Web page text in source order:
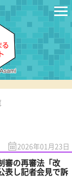
2026年01月23日
審の再審法「改
表し記者会見で訴